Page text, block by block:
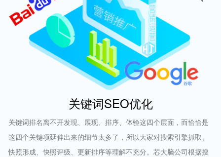
关键词SEO优化
关键词排名离不开发现、展现、排序、体验这四个层面，而恰恰是
这四个关键项延伸出来的细节太多了，所以大家对搜索引擎抓取、
快照形成、快照评级、更新排序等理解不充分。芯大脑公司根据搜